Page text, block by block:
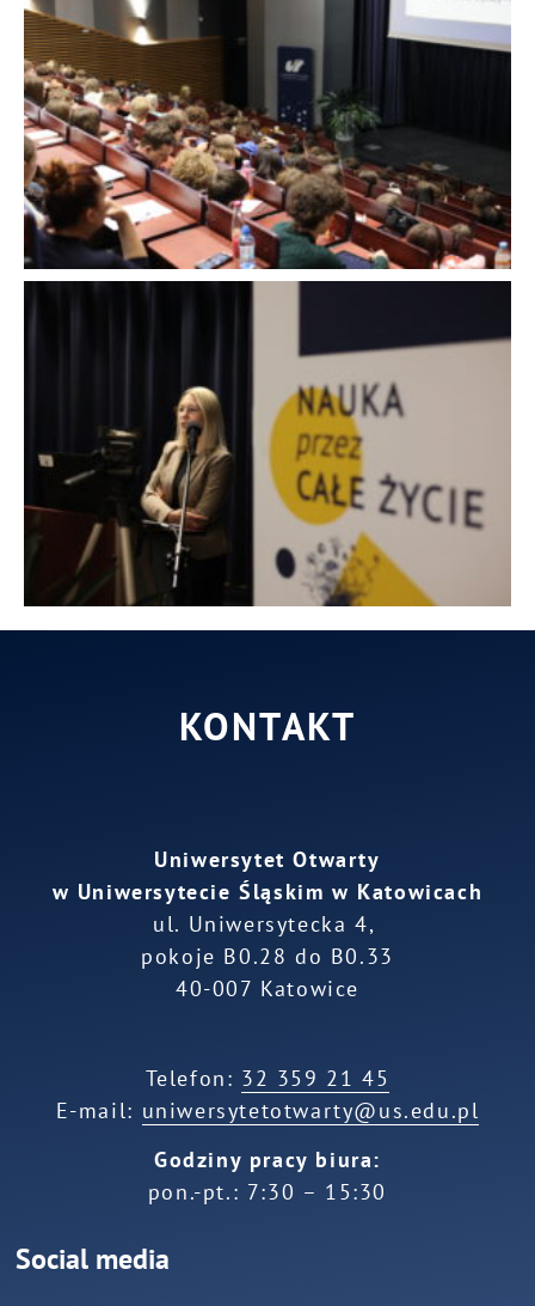
KONTAKT
Uniwersytet Otwarty
w Uniwersytecie Śląskim w Katowicach
ul. Uniwersytecka 4,
pokoje B0.28 do B0.33
40-007 Katowice
Telefon: 32 359 21 45
E-mail: uniwersytetotwarty@us.edu.pl
Godziny pracy biura:
pon.-pt.: 7:30 – 15:30
Social media